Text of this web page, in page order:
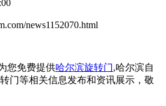
news1152070.html
您免费提供哈尔滨旋转门,哈尔滨自
门等相关信息发布和资讯展示，敬